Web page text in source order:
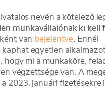
nevén a kötelező
munkavállalónak ki kell
van bejelentve . Ennél
kaphat egyetlen
mi a munkaköre,
végzettsége van. A
2023. januári fizetésekre